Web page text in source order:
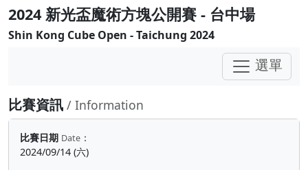
2024 新光盃魔術方塊公開賽 - 台中場
Shin Kong Cube Open - Taichung 2024
選單
比賽資訊 / Information
比賽日期 Date ：
2024/09/14 (六)